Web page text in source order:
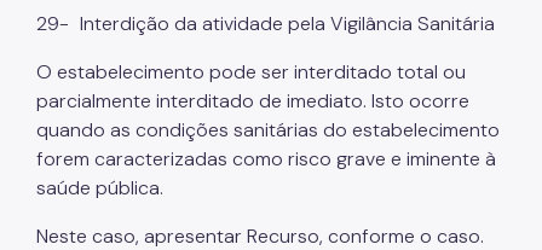
29- Interdição da atividade pela Vigilância Sanitária
O estabelecimento pode ser interditado total ou
parcialmente interditado de imediato. Isto ocorre
quando as condições sanitárias do estabelecimento
forem caracterizadas como risco grave e iminente à
saúde pública.
Neste caso, apresentar Recurso, conforme o caso.